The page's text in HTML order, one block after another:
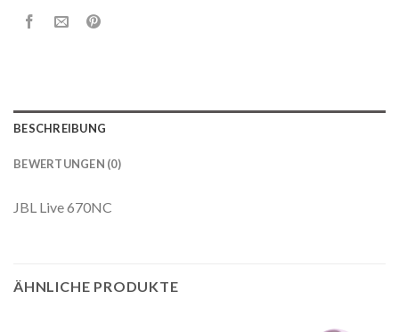
BESCHREIBUNG
BEWERTUNGEN (0)
JBL Live 670NC
ÄHNLICHE PRODUKTE